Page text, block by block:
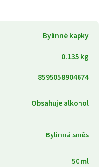
Bylinné kapky
0.135 kg
8595058904674
Obsahuje alkohol
Bylinná směs
50 ml